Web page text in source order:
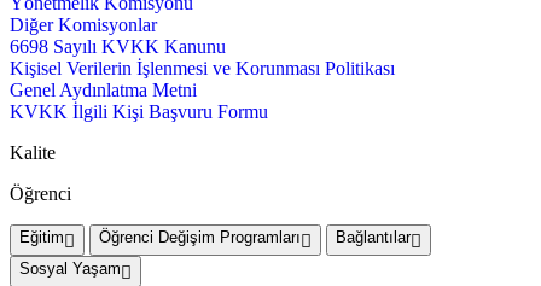
Diğer Komisyonlar
6698 Sayılı KVKK Kanunu
Kişisel Verilerin İşlenmesi ve Korunması Politikası
Genel Aydınlatma Metni
KVKK İlgili Kişi Başvuru Formu
Kalite
Öğrenci
Eğitim Öğrenci Değişim Programları
Bağlantılar
Sosyal Yaşam